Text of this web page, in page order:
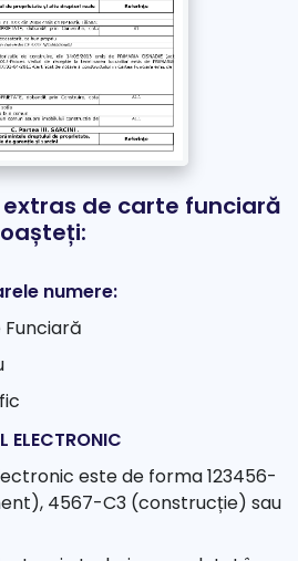
bancă>69Lei+ TVA
de carte funciară
numere:
ELECTRONIC
este de forma 123456-
4567-C3 (construcție) sau